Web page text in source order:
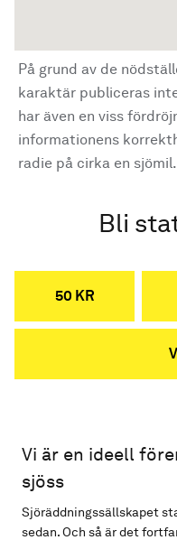
På grund av de
karaktär publiceras
har även en viss
informationens
radie på cirka en sjömil.
Bli
50 KR
Vi är en ideell
sjöss
Sjöräddningssällskapet
sedan. Och så är det